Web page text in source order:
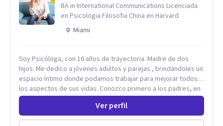
BA in International Communications Licenciada
en Psicologia Filosofia China en Harvard
Miami
Soy Psicóloga, con 16 años de trayectoria. Madre de dos
hijos. Me dedico a jóvenes adultos y parejas , brindándoles un
espacio íntimo donde podamos trabajar para mejorar todos
los aspectos de sus vidas. Conozco primero a los padres, en
el caso de niños u adolescentes, para luego seguir la terapia
con sus hijos, apuntalándolos en su futuro personal,
universitario y profesional, siempre conteniendo
Ver perfil